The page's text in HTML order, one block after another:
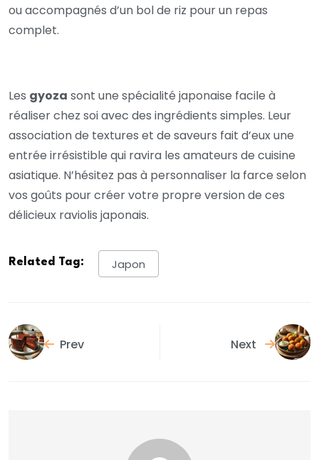
ou accompagnés d’un bol de riz pour un repas
complet.
Les gyoza sont une spécialité japonaise facile à
réaliser chez soi avec des ingrédients simples. Leur
association de textures et de saveurs fait d’eux une
entrée irrésistible qui ravira les amateurs de cuisine
asiatique. N’hésitez pas à personnaliser la farce selon
vos goûts pour créer votre propre version de ces
délicieux raviolis japonais.
Related Tag: Japon
Prev Next